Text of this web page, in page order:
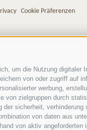
um die Nutzung digitaler
von oder zugriff auf
werbung,
zielgruppen durch
sicherheit,
von daten aus
von aktiv
Cookie Präferenzen